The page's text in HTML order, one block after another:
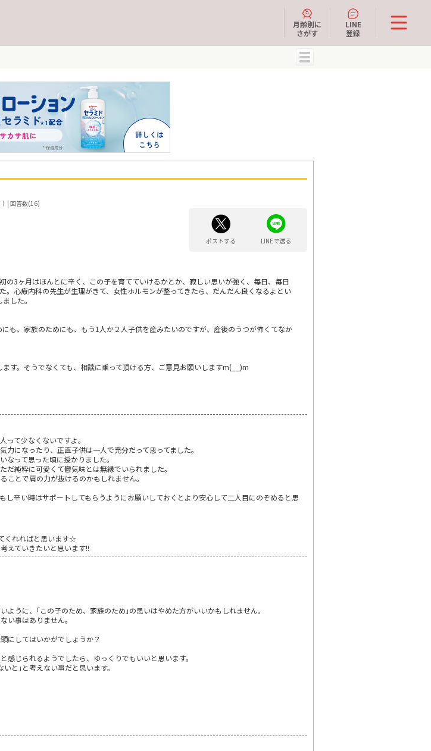
月齢別に
さがす
LINE
登録
| 回答数(16)
ポストする LINEで送る
3ヶ月はほんとに辛く、この子を育てていけるかとか、寂しい思いが強く、毎日、毎日
心療内科の先生が生理がきて、女性ホルモンが整ってきたら、だんだん良くなるよとい
した。
も、家族のためにも、もう1人か２人子供を産みたいのですが、産後のうつが怖くてなか
す。そうでなくても、相談に乗って頂ける方、ご意見お願いしますm(__)m
て少なくないですよ。
になったり、正直子供は一人で充分だって思ってました。
って思った頃に授かりました。
純粋に可愛くて鬱気味とは無縁でいられました。
とで肩の力が抜けるのかもしれません。
辛い時はサポートしてもらうようにお願いしておくとより安心して二人目にのぞめると思
くれればと思います☆
えていきたいと思います!!
うに、｢この子のため、家族のため｣の思いはやめた方がいいかもしれません。
い事はありません。
にしてはいかがでしょうか？
じられるようでしたら、ゆっくりでもいいと思います。
と｣と考えない事だと思います。